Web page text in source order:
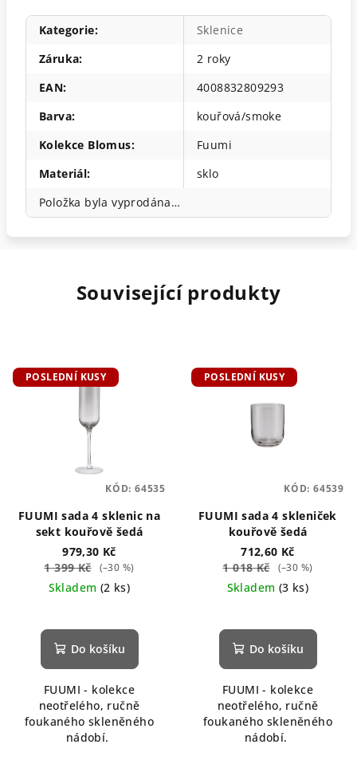
Kategorie:
Sklenice
Záruka:
2 roky
EAN:
4008832809293
Barva:
kouřová/smoke
Kolekce Blomus:
Fuumi
Materiál:
sklo
Položka byla vyprodána…
Související produkty
POSLEDNÍ KUSY
FUUMI sada 4 sklenic na
sekt kouřově šedá
979,30 Kč
1 399 Kč
(–30 %)
Skladem (2 ks)
Do košíku
FUUMI - kolekce
neotřelého, ručně
foukaného skleněného
nádobí.
KÓD: 64535
POSLEDNÍ KUSY
FUUMI sada 4 skleniček
kouřově šedá
712,60 Kč
1 018 Kč
(–30 %)
Skladem (3 ks)
Do košíku
FUUMI - kolekce
neotřelého, ručně
foukaného skleněného
nádobí.
KÓD: 64539